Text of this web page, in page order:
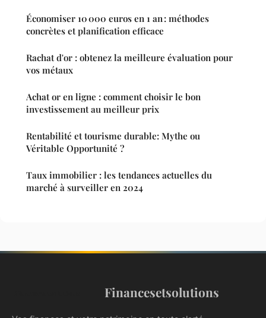
Économiser 10 000 euros en 1 an : méthodes
concrètes et planification efficace
Rachat d'or : obtenez la meilleure évaluation pour
vos métaux
Achat or en ligne : comment choisir le bon
investissement au meilleur prix
Rentabilité et tourisme durable: Mythe ou
Véritable Opportunité ?
Taux immobilier : les tendances actuelles du
marché à surveiller en 2024
Financesetsolutions